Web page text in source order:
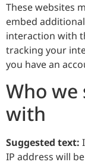
These websites
embed
interaction with
tracking your
you have an
Who
with
Suggested text:
IP address will